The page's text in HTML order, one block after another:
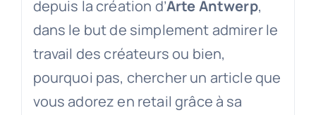
depuis la création d’Arte Antwerp,
dans le but de simplement admirer le
travail des créateurs ou bien,
pourquoi pas, chercher un article que
vous adorez en retail grâce à sa